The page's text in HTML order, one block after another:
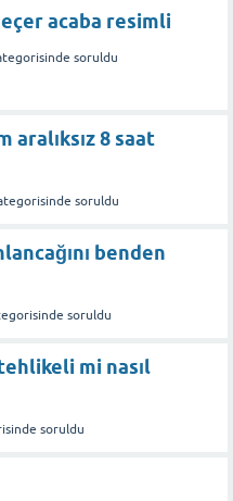
acaba resimli
soruldu
aralıksız 8 saat
soruldu
benden
soruldu
mi nasıl
soruldu